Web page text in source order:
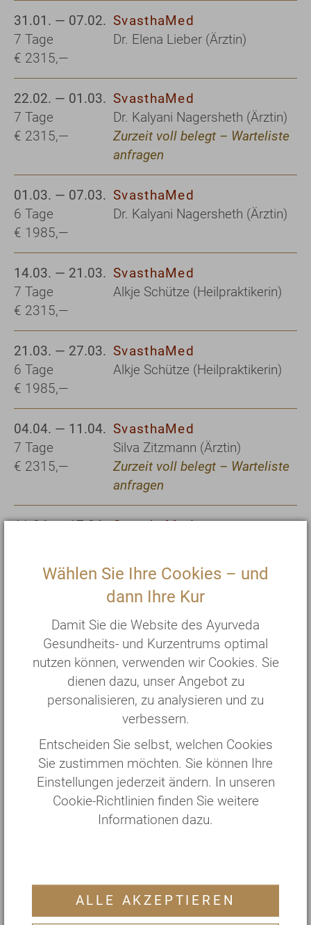
Wählen Sie Ihre Cookies – und
dann Ihre Kur
Damit Sie die Website des Ayurveda
Gesundheits- und Kurzentrums optimal
nutzen können, verwenden wir Cookies. Sie
dienen dazu, unser Angebot zu
personalisieren, zu analysieren und zu
verbessern.
Entscheiden Sie selbst, welchen Cookies
Sie zustimmen möchten. Sie können Ihre
Einstellungen jederzeit ändern. In unseren
Cookie-Richtlinien finden Sie weitere
Informationen dazu.
ALLE AKZEPTIEREN
31.01. — 07.02.
7 Tage
€ 2315,—
SvasthaMed
Dr. Elena Lieber (Ärztin)
22.02. — 01.03.
7 Tage
€ 2315,—
SvasthaMed
Dr. Kalyani Nagersheth (Ärztin)
Zurzeit voll belegt – Warteliste
anfragen
01.03. — 07.03.
6 Tage
€ 1985,—
SvasthaMed
Dr. Kalyani Nagersheth (Ärztin)
14.03. — 21.03.
7 Tage
€ 2315,—
SvasthaMed
Alkje Schütze (Heilpraktikerin)
21.03. — 27.03.
6 Tage
€ 1985,—
SvasthaMed
Alkje Schütze (Heilpraktikerin)
04.04. — 11.04.
7 Tage
€ 2315,—
SvasthaMed
Silva Zitzmann (Ärztin)
Zurzeit voll belegt – Warteliste
anfragen
11.04. — 17.04.
€ 1985,—
SvasthaMed
7 Tage
€ 2315,—
SvasthaMed
Petra Eich-Mylo (Heilpraktikerin)
und Prof. Dr. Shivenarain Gupta
21.05. — 28.05.
7 Tage
SvasthaMed
Silva Zitzmann (Ärztin)
12.06. — 19.06.
7 Tage
€ 2315,—
SvasthaMed
Dr. Kalyani Nagersheth (Ärztin)
03.07. — 10.07. SvasthaMed